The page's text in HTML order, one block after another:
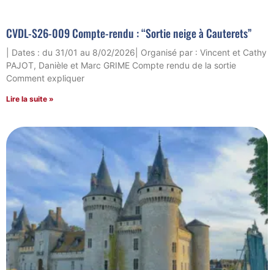
CVDL-S26-009 Compte-rendu : “Sortie neige à Cauterets”
| Dates : du 31/01 au 8/02/2026| Organisé par : Vincent et Cathy
PAJOT, Danièle et Marc GRIME Compte rendu de la sortie
Comment expliquer
Lire la suite »